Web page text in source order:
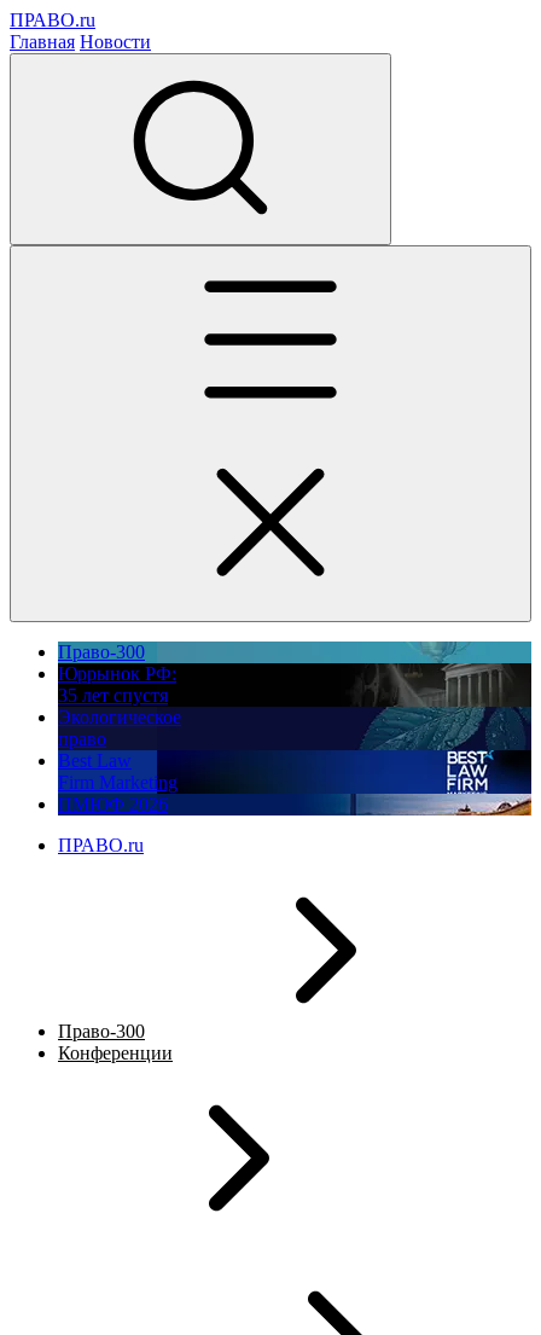
ПРАВО.ru
Главная Новости
Право-300
Юррынок РФ:
35 лет спустя
Экологическое
право
Best Law
Firm Marketing
ПМЮФ 2026
ПРАВО.ru
Право-300
Конференции